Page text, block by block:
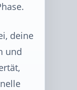
deine
und